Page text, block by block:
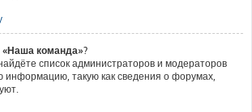
«Наша команда»?
список администраторов и модераторов
информацию, такую как сведения о форумах,